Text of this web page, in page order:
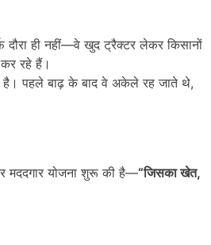
दौरा ही नहीं—वे खुद ट्रैक्टर लेकर किसानों
रहे हैं।
है। पहले बाढ़ के बाद वे अकेले रह जाते थे,
मददगार योजना शुरू की है—“जिसका खेत,